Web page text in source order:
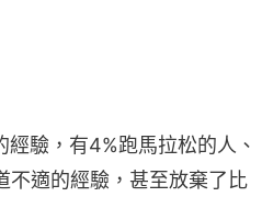
驗，有4%跑馬拉松的人、
不適的經驗，甚至放棄了比